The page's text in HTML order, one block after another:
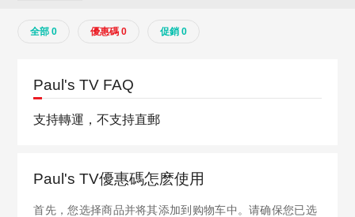
全部 0 優惠碼 0 促銷 0
Paul's TV FAQ
支持轉運，不支持直郵
Paul's TV優惠碼怎麽使用
首先，您选择商品并将其添加到购物车中。请确保您已选